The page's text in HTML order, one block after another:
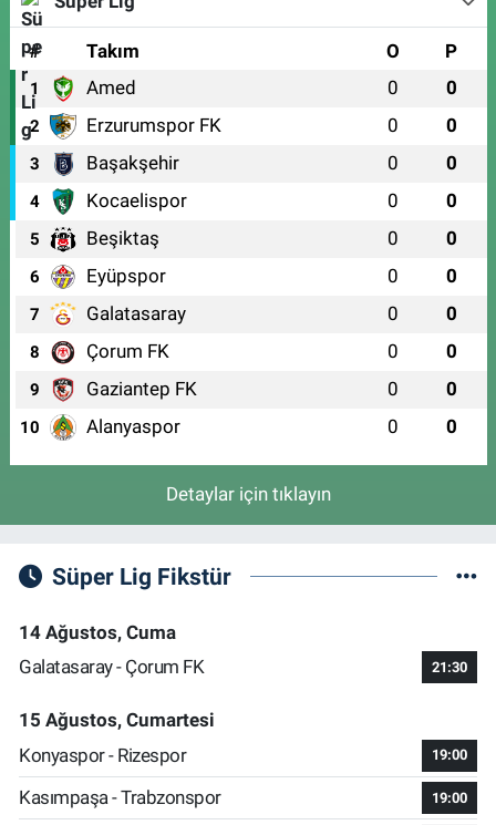
# Takım O P
1 Amed 0 0
2 Erzurumspor FK 0 0
3 Başakşehir 0 0
4 Kocaelispor 0 0
5 Beşiktaş 0 0
6 Eyüpspor 0 0
7 Galatasaray 0 0
8 Çorum FK 0 0
9 Gaziantep FK 0 0
10 Alanyaspor 0 0
Detaylar için tıklayın
Süper Lig Fikstür
14 Ağustos, Cuma
Galatasaray - Çorum FK
21:30
15 Ağustos, Cumartesi
Konyaspor - Rizespor
19:00
Kasımpaşa - Trabzonspor 19:00